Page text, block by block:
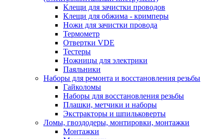
Клещи для зачистки проводов
Клещи для обжима - кримперы
Ножи для зачистки провода
Термометр
Отвертки VDE
Тестеры
Ножницы для электрики
Паяльники
Наборы для ремонта и восстановления резьбы
Гайколомы
Наборы для восстановления резьбы
Плашки, метчики и наборы
Экстракторы и шпильковерты
Ломы, гвоздодеры, монтировки, монтажки
Монтажки